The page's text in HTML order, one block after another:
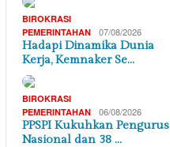
BIROKRASI
PEMERINTAHAN
07/08/2026
Hadapi Dinamika Dunia
Kerja, Kemnaker Se…
BIROKRASI
PEMERINTAHAN
06/08/2026
PPSPI Kukuhkan Pengurus
Nasional dan 38 …